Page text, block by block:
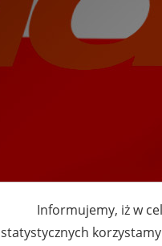
Informujemy, iż w
statystycznych